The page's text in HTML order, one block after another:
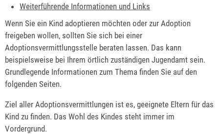
Weiterführende Informationen und Links
Wenn Sie ein Kind adoptieren möchten oder zur Adoption
freigeben wollen, sollten Sie sich bei einer
Adoptionsvermittlungsstelle beraten lassen. Das kann
beispielsweise bei Ihrem örtlich zuständigen Jugendamt sein.
Grundlegende Informationen zum Thema finden Sie auf den
folgenden Seiten.
Ziel aller Adoptionsvermittlungen ist es, geeignete Eltern für das
Kind zu finden. Das Wohl des Kindes steht immer im
Vordergrund.